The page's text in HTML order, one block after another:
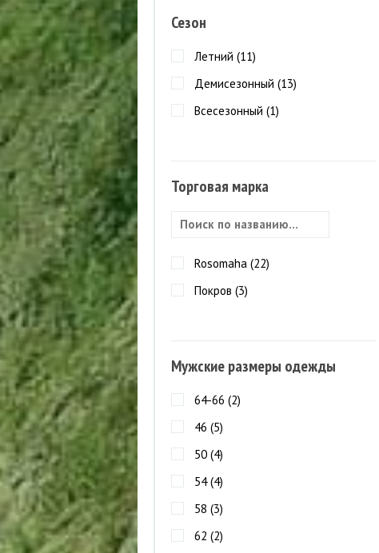
Сезон
Летний (11)
Демисезонный (13)
Всесезонный (1)
Торговая марка
Rosomaha (22)
Покров (3)
Мужские размеры одежды
64-66 (2)
46 (5)
50 (4)
54 (4)
58 (3)
62 (2)